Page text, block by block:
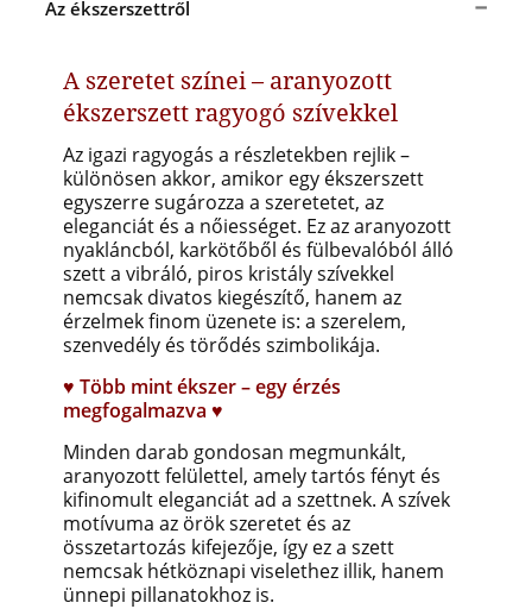
Az ékszerszettről
A szeretet színei – aranyozott
ékszerszett ragyogó szívekkel
Az igazi ragyogás a részletekben rejlik –
különösen akkor, amikor egy ékszerszett
egyszerre sugározza a szeretetet, az
eleganciát és a nőiességet. Ez az aranyozott
nyakláncból, karkötőből és fülbevalóból álló
szett a vibráló, piros kristály szívekkel
nemcsak divatos kiegészítő, hanem az
érzelmek finom üzenete is: a szerelem,
szenvedély és törődés szimbolikája.
♥ Több mint ékszer – egy érzés
megfogalmazva ♥
Minden darab gondosan megmunkált,
aranyozott felülettel, amely tartós fényt és
kifinomult eleganciát ad a szettnek. A szívek
motívuma az örök szeretet és az
összetartozás kifejezője, így ez a szett
nemcsak hétköznapi viselethez illik, hanem
ünnepi pillanatokhoz is.